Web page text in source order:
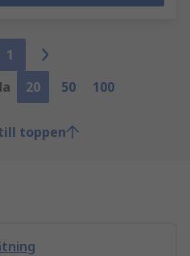
1
20 50 100
toppen